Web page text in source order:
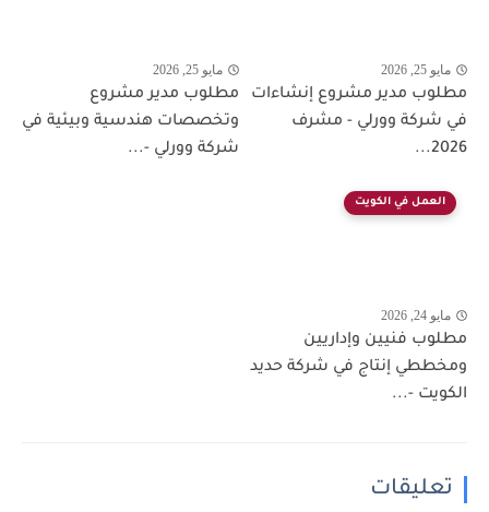
مايو 25, 2026
مطلوب مدير مشروع إنشاءات
في شركة وورلي - مشرف
2026...
مايو 25, 2026
مطلوب مدير مشروع
وتخصصات هندسية وبيئية في
شركة وورلي -...
العمل في الكويت
مايو 24, 2026
مطلوب فنيين وإداريين
ومخططي إنتاج في شركة حديد
الكويت -...
تعليقات